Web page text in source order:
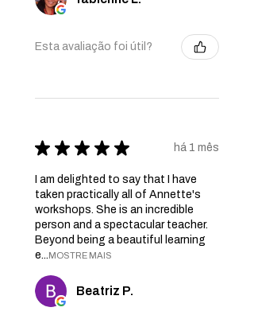
Esta avaliação foi útil?
★ ★ ★ ★ ★ há 1 mês
I am delighted to say that I have
taken practically all of Annette's
workshops. She is an incredible
person and a spectacular teacher.
Beyond being a beautiful learning
e...MOSTRE MAIS
Beatriz P.